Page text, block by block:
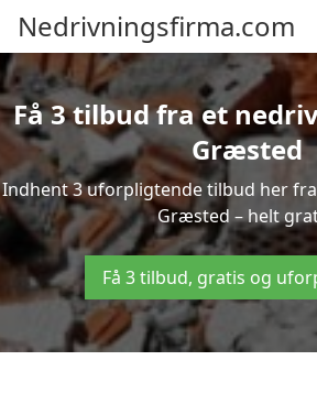
Nedrivningsfirma.com
Få 3 tilbud fra et
Græsted
Indhent 3 uforpligtende tilbud her
Græsted – helt
Få 3 tilbud, gratis og